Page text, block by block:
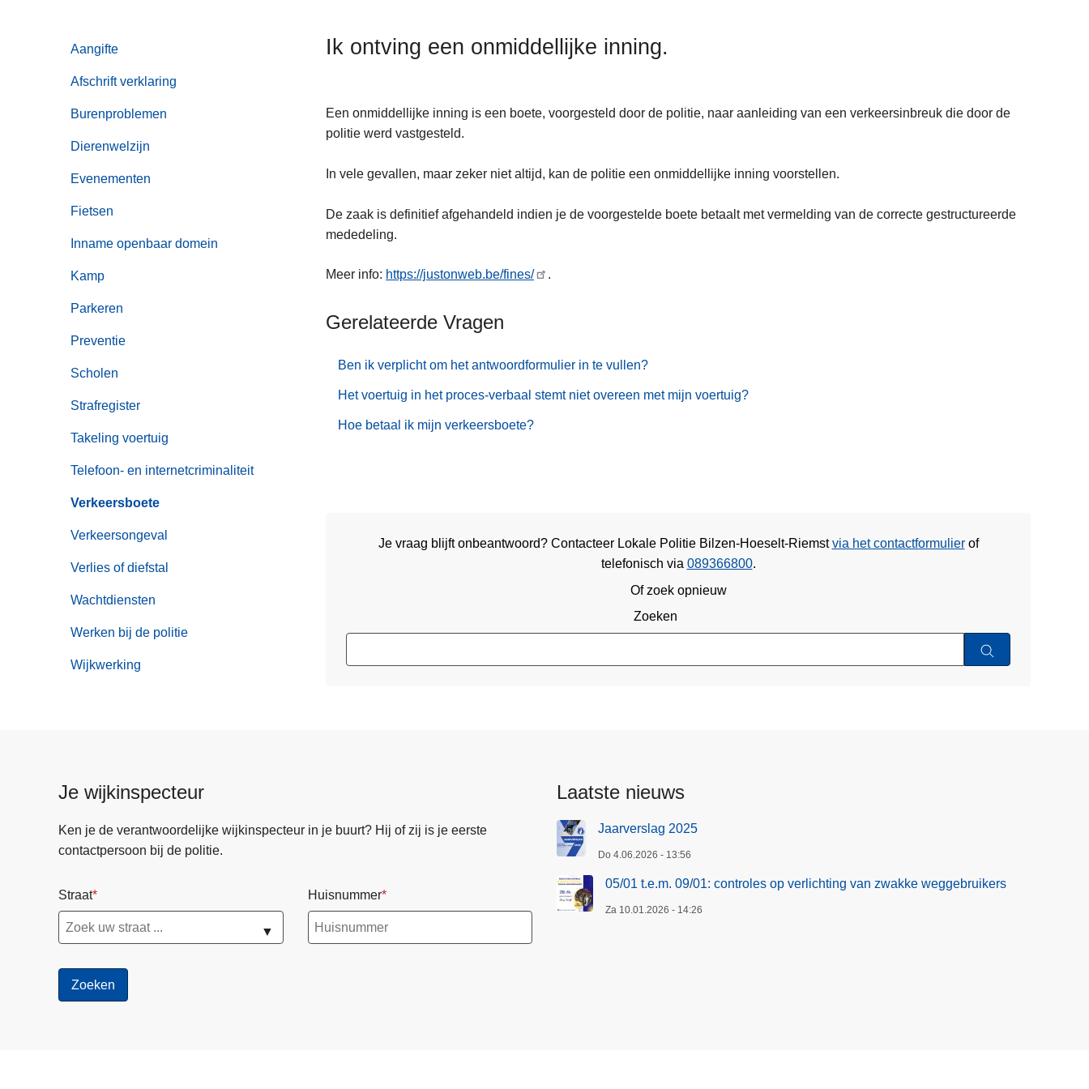
Aangifte
Afschrift verklaring
Burenproblemen
Dierenwelzijn
Evenementen
Fietsen
Inname openbaar domein
Kamp
Parkeren
Preventie
Scholen
Strafregister
Takeling voertuig
Telefoon- en internetcriminaliteit
Verkeersboete
Verkeersongeval
Verlies of diefstal
Wachtdiensten
Werken bij de politie
Wijkwerking
Ik ontving een onmiddellijke inning.
Een onmiddellijke inning is een boete, voorgesteld door de politie, naar aanleiding van een verkeersinbreuk die door de
politie werd vastgesteld.
In vele gevallen, maar zeker niet altijd, kan de politie een onmiddellijke inning voorstellen.
De zaak is definitief afgehandeld indien je de voorgestelde boete betaalt met vermelding van de correcte gestructureerde
mededeling.
Meer info: https://justonweb.be/fines/ .
Gerelateerde Vragen
Ben ik verplicht om het antwoordformulier in te vullen?
Het voertuig in het proces-verbaal stemt niet overeen met mijn voertuig?
Hoe betaal ik mijn verkeersboete?
Je vraag blijft onbeantwoord? Contacteer Lokale Politie Bilzen-Hoeselt-Riemstvia het contactformulierof
telefonisch via 089366800.
Of zoek opnieuw
Zoeken
Je wijkinspecteur
Ken je de verantwoordelijke wijkinspecteur in je buurt? Hij of zij is je eerste
contactpersoon bij de politie.
Straat
▼
Huisnummer
Laatste nieuws
Jaarverslag 2025
Do 4.06.2026 - 13:56
05/01 t.e.m. 09/01: controles op verlichting van zwakke weggebruikers
Za 10.01.2026 - 14:26